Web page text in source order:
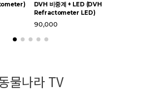
DVH 비중계 + LED (DVH
Refractometer LED)
90,000
물나라 TV